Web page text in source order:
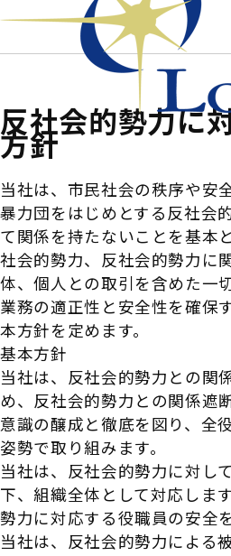
反社会的勢力に
方針
当社は、市民社会の秩序や安
暴力団をはじめとする反社会
て関係を持たないことを基本
社会的勢力、反社会的勢力に
体、個人との取引を含めた一
業務の適正性と安全性を確保
本方針を定めます。
基本方針
当社は、反社会的勢力との関
め、反社会的勢力との関係遮
意識の醸成と徹底を図り、全
姿勢で取り組みます。
当社は、反社会的勢力に対し
下、組織全体として対応しま
勢力に対応する役職員の安全
当社は、反社会的勢力による